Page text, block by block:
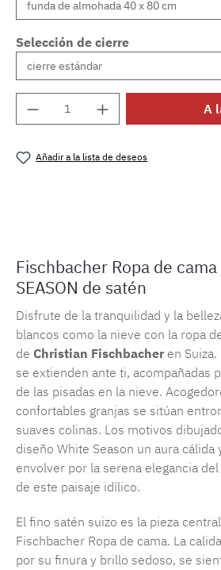
Selección de cierre
Cantidad del producto: A
Añadir a la lista de deseos
Fischbacher Ropa de cama
SEASON de satén
Disfrute de la tranquilidad y la
blancos como la nieve con la ropa
de Christian Fischbacher en
se extienden ante ti, acompañadas
de las pisadas en la nieve.
confortables granjas se sitúan
suaves colinas. Los motivos
diseño White Season un aura cálida
envolver por la serena elegancia
de este paisaje idílico.
El fino satén suizo es la pieza
Fischbacher Ropa de cama. La
por su finura y brillo sedoso, se